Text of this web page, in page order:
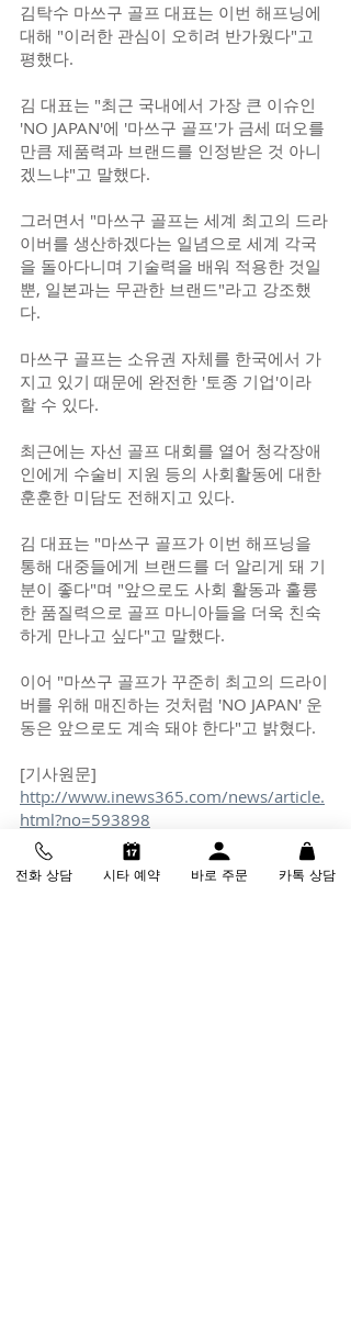
김탁수 마쓰구 골프 대표는 이번 해프닝에
대해 "이러한 관심이 오히려 반가웠다"고
평했다.
김 대표는 "최근 국내에서 가장 큰 이슈인
'NO JAPAN'에 '마쓰구 골프'가 금세 떠오를
만큼 제품력과 브랜드를 인정받은 것 아니
겠느냐"고 말했다.
그러면서 "마쓰구 골프는 세계 최고의 드라
이버를 생산하겠다는 일념으로 세계 각국
을 돌아다니며 기술력을 배워 적용한 것일
뿐, 일본과는 무관한 브랜드"라고 강조했
다.
마쓰구 골프는 소유권 자체를 한국에서 가
지고 있기 때문에 완전한 '토종 기업'이라
할 수 있다.
최근에는 자선 골프 대회를 열어 청각장애
인에게 수술비 지원 등의 사회활동에 대한
훈훈한 미담도 전해지고 있다.
김 대표는 "마쓰구 골프가 이번 해프닝을
통해 대중들에게 브랜드를 더 알리게 돼 기
분이 좋다"며 "앞으로도 사회 활동과 훌륭
한 품질력으로 골프 마니아들을 더욱 친숙
하게 만나고 싶다"고 말했다.
이어 "마쓰구 골프가 꾸준히 최고의 드라이
버를 위해 매진하는 것처럼 'NO JAPAN' 운
동은 앞으로도 계속 돼야 한다"고 밝혔다.
[기사원문]
http://www.inews365.com/news/article.
html?no=593898
전화 상담 시타 예약 바로 주문 카톡 상담